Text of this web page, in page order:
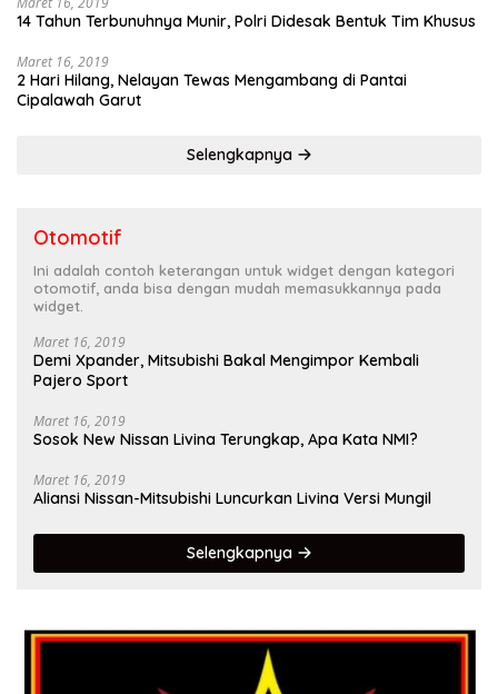
14 Tahun Terbunuhnya Munir, Polri Didesak Bentuk Tim Khusus
Maret 16, 2019
2 Hari Hilang, Nelayan Tewas Mengambang di Pantai
Cipalawah Garut
Selengkapnya
Otomotif
Ini adalah contoh keterangan untuk widget dengan kategori
otomotif, anda bisa dengan mudah memasukkannya pada
widget.
Maret 16, 2019
Demi Xpander, Mitsubishi Bakal Mengimpor Kembali
Pajero Sport
Maret 16, 2019
Sosok New Nissan Livina Terungkap, Apa Kata NMI?
Maret 16, 2019
Aliansi Nissan-Mitsubishi Luncurkan Livina Versi Mungil
Selengkapnya